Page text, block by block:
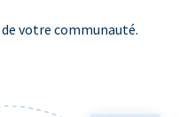
votre communauté.